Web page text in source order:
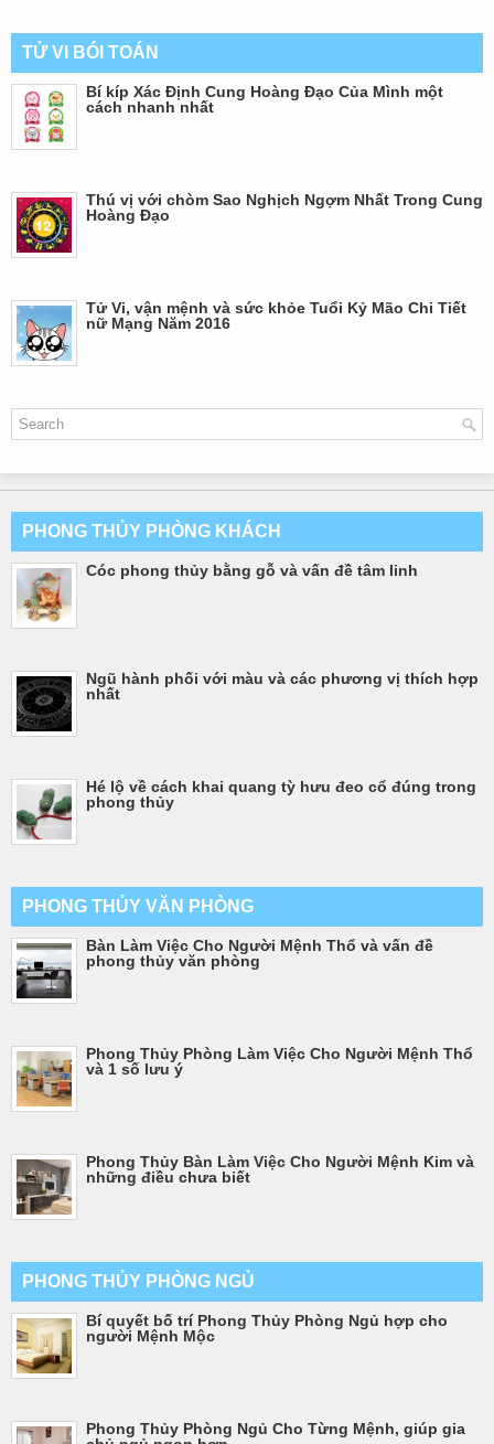
TỬ VI BÓI TOÁN
Bí kíp Xác Định Cung Hoàng Đạo Của Mình một
cách nhanh nhất
Thú vị với chòm Sao Nghịch Ngợm Nhất Trong Cung
Hoàng Đạo
Tử Vi, vận mệnh và sức khỏe Tuổi Kỷ Mão Chi Tiết
nữ Mạng Năm 2016
PHONG THỦY PHÒNG KHÁCH
Cóc phong thủy bằng gỗ và vấn đề tâm linh
Ngũ hành phối với màu và các phương vị thích hợp
nhất
Hé lộ về cách khai quang tỳ hưu đeo cổ đúng trong
phong thủy
PHONG THỦY VĂN PHÒNG
Bàn Làm Việc Cho Người Mệnh Thổ và vấn đề
phong thủy văn phòng
Phong Thủy Phòng Làm Việc Cho Người Mệnh Thổ
và 1 số lưu ý
Phong Thủy Bàn Làm Việc Cho Người Mệnh Kim và
những điều chưa biết
PHONG THỦY PHÒNG NGỦ
Bí quyết bố trí Phong Thủy Phòng Ngủ hợp cho
người Mệnh Mộc
Phong Thủy Phòng Ngủ Cho Từng Mệnh, giúp gia